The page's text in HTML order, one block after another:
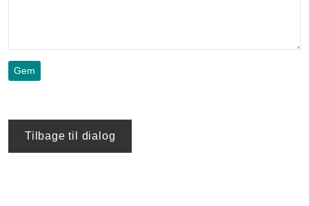
Tilbage til dialog